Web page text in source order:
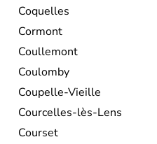
Coquelles
Cormont
Coullemont
Coulomby
Coupelle-Vieille
Courcelles-lès-Lens
Courset